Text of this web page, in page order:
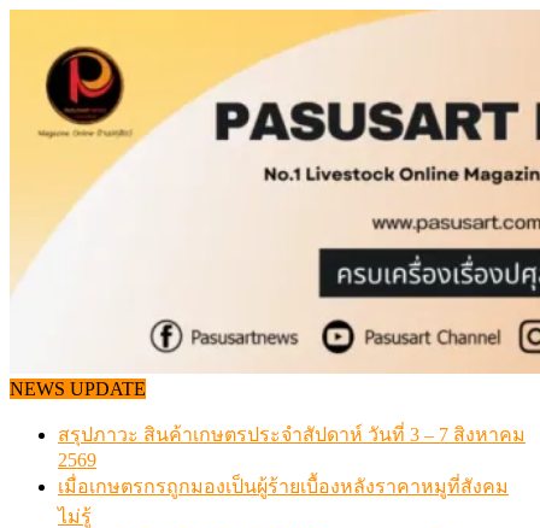
content
NEWS UPDATE
สรุปภาวะ สินค้าเกษตรประจำสัปดาห์ วันที่ 3 – 7 สิงหาคม
2569
เมื่อเกษตรกรถูกมองเป็นผู้ร้ายเบื้องหลังราคาหมูที่สังคม
ไม่รู้